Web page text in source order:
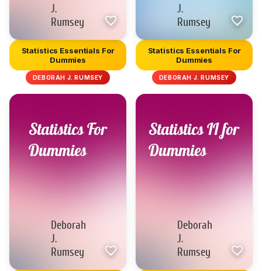
Statistics Essentials For
Dummies
DEBORAH J. RUMSEY
Statistics Essentials For
Dummies
DEBORAH J. RUMSEY